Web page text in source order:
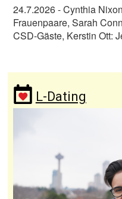
24.7.2026- Cynthia
Frauenpaare, Sarah
CSD-Gäste, Kerstin Ott:
L-Dating